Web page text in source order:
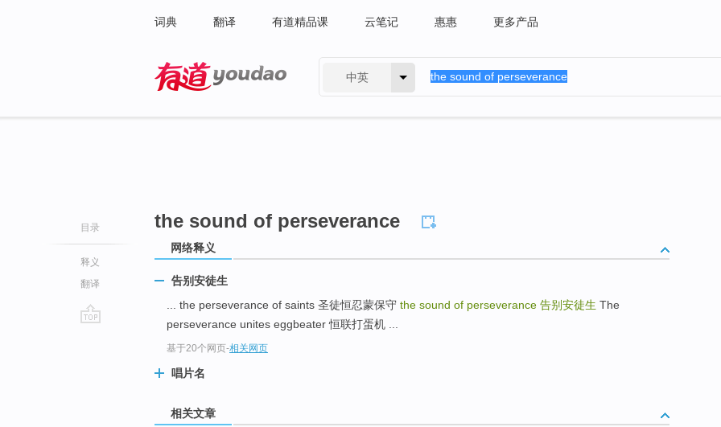
词典 翻译 有道精品课 云笔记 惠惠 更多产品
中英
目录
释义
翻译
the sound of perseverance
网络释义
告别安徒生
... the perseverance of saints 圣徒恒忍蒙保守 the sound of perseverance 告别安徒生 The
perseverance unites eggbeater 恒联打蛋机 ...
基于20个网页-相关网页
唱片名
相关文章